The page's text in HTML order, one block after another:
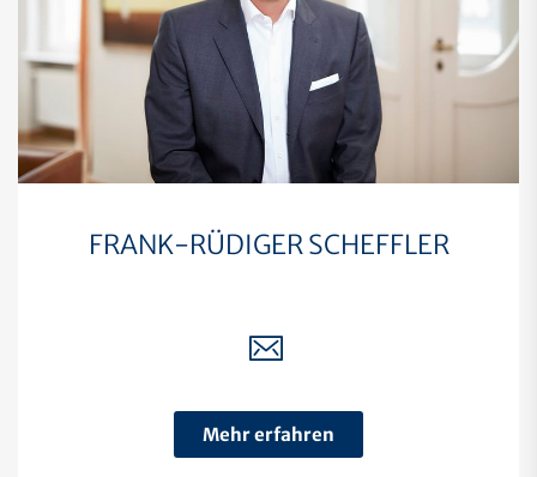
FRANK-RÜDIGER SCHEFFLER
Mehr erfahren